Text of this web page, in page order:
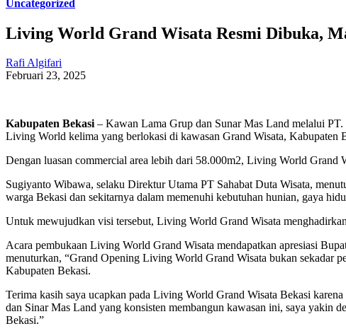
Uncategorized
Living World Grand Wisata Resmi Dibuka,
Rafi Algifari
Februari 23, 2025
Kabupaten Bekasi– Kawan Lama Grup dan Sunar Mas Land melalui
Living World kelima yang berlokasi di kawasan Grand Wisata, Kabupaten
Dengan luasan commercial area lebih dari 58.000m2, Living World Grand
Sugiyanto Wibawa, selaku Direktur Utama PT Sahabat Duta Wisata,
warga Bekasi dan sekitarnya dalam memenuhi kebutuhan hunian, gaya
Untuk mewujudkan visi tersebut, Living World Grand Wisata
Acara pembukaan Living World Grand Wisata mendapatkan apresiasi
menuturkan, “Grand Opening Living World Grand Wisata bukan sekadar
Kabupaten Bekasi.
Terima kasih saya ucapkan pada Living World Grand Wisata Bekasi
dan Sinar Mas Land yang konsisten membangun kawasan ini, saya yakin
Bekasi.”